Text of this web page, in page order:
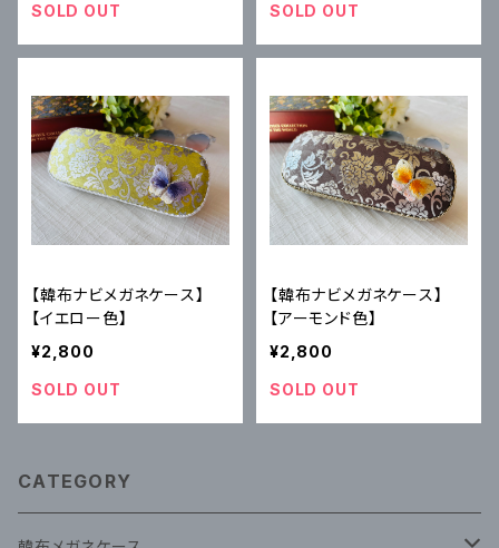
SOLD OUT
SOLD OUT
【韓布ナビメガネケース】
【イエロー色】
¥2,800
SOLD OUT
【韓布ナビメガネケース】
【アーモンド色】
¥2,800
SOLD OUT
CATEGORY